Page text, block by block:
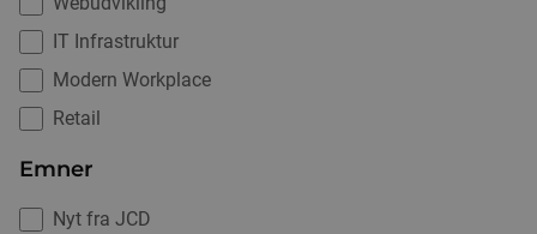
IT Infrastruktur
Modern Workplace
Retail
Emner
Nyt fra JCD